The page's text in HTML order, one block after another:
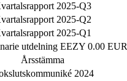
2025-Q3
2025-Q2
2025-Q1
utdelning EEZY 0.00 EUR
Årsstämma
2024